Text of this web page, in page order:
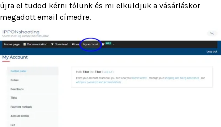
újra el tudod kérni tőlünk és mi elküldjük a vásárláskor
megadott email címedre.